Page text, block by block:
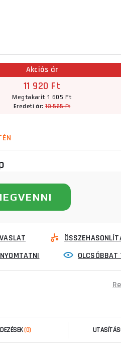
Akciós ár
11 920 Ft
Megtakarít 1 605 Ft
Eredeti ár:13 525 Ft
(0)